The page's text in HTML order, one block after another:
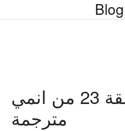
Blog
الحلقة 23 من انمي Naruto
مترجمة